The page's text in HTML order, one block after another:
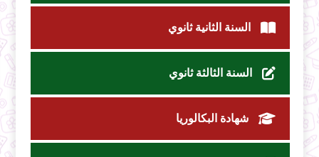
السنة الثانية ثانوي
السنة الثالثة ثانوي
شهادة البكالوريا